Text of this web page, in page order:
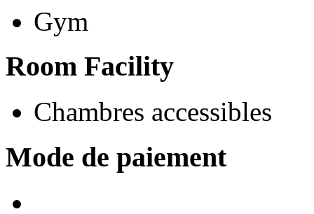
Gym
Room Facility
Chambres accessibles
Mode de paiement